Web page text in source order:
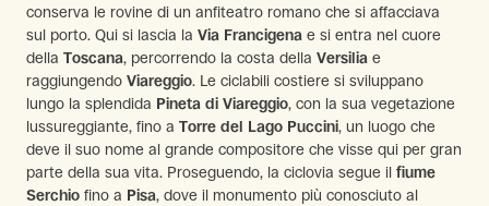
conserva le rovine di un anfiteatro romano che si affacciava
sul porto. Qui si lascia la Via Francigena e si entra nel cuore
della Toscana, percorrendo la costa della Versilia e
raggiungendo Viareggio. Le ciclabili costiere si sviluppano
lungo la splendida Pineta di Viareggio, con la sua vegetazione
lussureggiante, fino a Torre del Lago Puccini, un luogo che
deve il suo nome al grande compositore che visse qui per gran
parte della sua vita. Proseguendo, la ciclovia segue il fiume
Serchio fino a Pisa, dove il monumento più conosciuto al